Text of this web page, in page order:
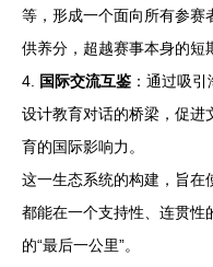
等，形成一个面向所有参赛
供养分，超越赛事本身的短
4. 国际交流互鉴 ：通过吸
设计教育对话的桥梁，促进
育的国际影响力。
这一生态系统的构建，旨在
都能在一个支持性、连贯性
的“最后一公里”。